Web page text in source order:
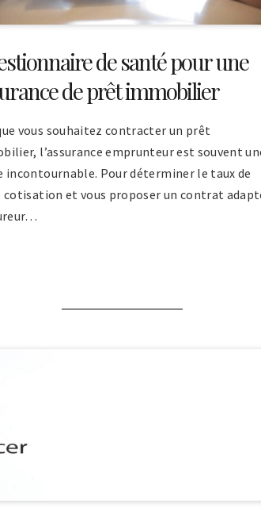
de santé pour une
de prêt immobilier
vous souhaitez contracter un prêt
l’assurance emprunteur est souvent
incontournable. Pour déterminer le taux de
cotisation et vous proposer un contrat